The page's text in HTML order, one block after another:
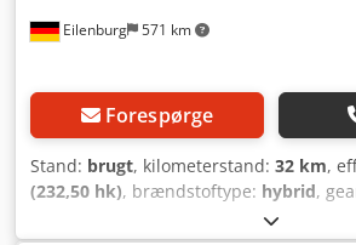
Eilenburg 571 km
Forespørge
Stand: brugt, kilometerstand: 32 km,
(232,50 hk), brændstoftype: hybrid,
, første